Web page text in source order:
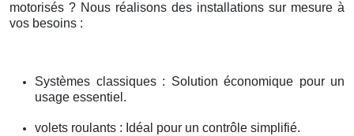
motorisés ? Nous réalisons des installations sur mesure à
vos besoins :
Systèmes classiques : Solution économique pour un
usage essentiel.
volets roulants : Idéal pour un contrôle simplifié.